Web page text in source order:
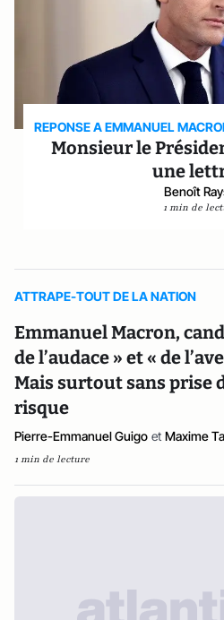
REPONSE A EMMANUEL
Monsieur le
une
Benoît
1 min de
ATTRAPE-TOUT DE LA NATION
Emmanuel Macron,
de l’audace » et « de
Mais surtout sans prise
risque
Pierre-Emmanuel Guigo et Maxime
1 min de lecture